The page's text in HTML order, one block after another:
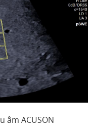
âm ACUSON